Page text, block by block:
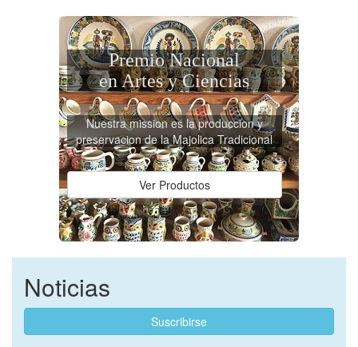
Premio Nacional
en Artes y Ciencias
Nuestra mission es la produccion y
preservacion de la Majolica Tradicional
Ver Productos
Noticias
Suscribirse